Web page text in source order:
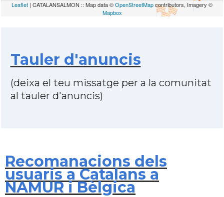
Leaflet | CATALANSALMON :: Map data ©OpenStreetMapcontributors, Imagery ©
Mapbox
Tauler d'anuncis
(deixa el teu missatge per a la comunitat
al tauler d'anuncis)
Recomanacions dels
usuaris a Catalans a
NAMUR i Bèlgica